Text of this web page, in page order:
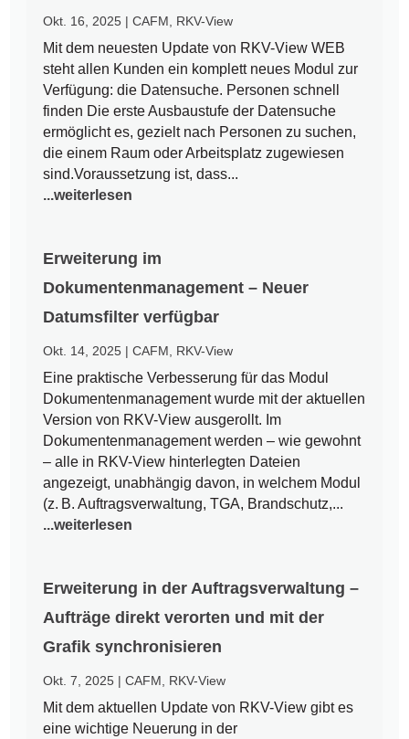
Okt. 16, 2025 |CAFM RKV-View
Mit dem neuesten Update von RKV-View WEB
steht allen Kunden ein komplett neues Modul zur
Verfügung: die Datensuche. Personen schnell
finden Die erste Ausbaustufe der Datensuche
ermöglicht es, gezielt nach Personen zu suchen,
die einem Raum oder Arbeitsplatz zugewiesen
sind.Voraussetzung ist, dass...
...weiterlesen
Erweiterung im
Dokumentenmanagement – Neuer
Datumsfilter verfügbar
Okt. 14, 2025 |CAFM RKV-View
Eine praktische Verbesserung für das Modul
Dokumentenmanagement wurde mit der aktuellen
Version von RKV-View ausgerollt. Im
Dokumentenmanagement werden – wie gewohnt
– alle in RKV-View hinterlegten Dateien
angezeigt, unabhängig davon, in welchem Modul
(z. B. Auftragsverwaltung, TGA, Brandschutz,...
...weiterlesen
Erweiterung in der Auftragsverwaltung –
Aufträge direkt verorten und mit der
Grafik synchronisieren
Okt. 7, 2025 |CAFM RKV-View
Mit dem aktuellen Update von RKV-View gibt es
eine wichtige Neuerung in der